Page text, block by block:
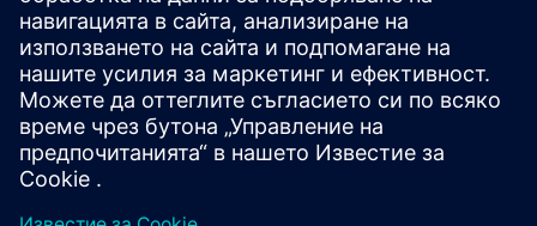
IoT/платформа за анализ